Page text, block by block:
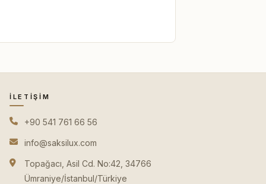
İLETIŞIM
+90 541 761 66 56
info@saksilux.com
Topağacı, Asil Cd. No:42, 34766
Ümraniye/İstanbul/Türkiye